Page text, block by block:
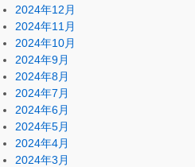
2024年12月
2024年11月
2024年10月
2024年9月
2024年8月
2024年7月
2024年6月
2024年5月
2024年4月
2024年3月